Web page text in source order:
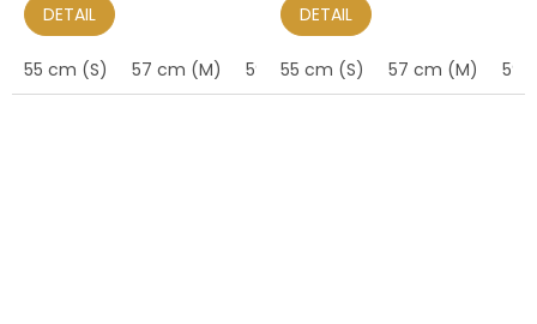
DETAIL
55 cm (S) 57 cm (M) 59 cm (L)
DETAIL
55 cm (S) 57 cm (M) 59